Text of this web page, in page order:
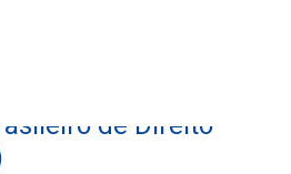
de Direito